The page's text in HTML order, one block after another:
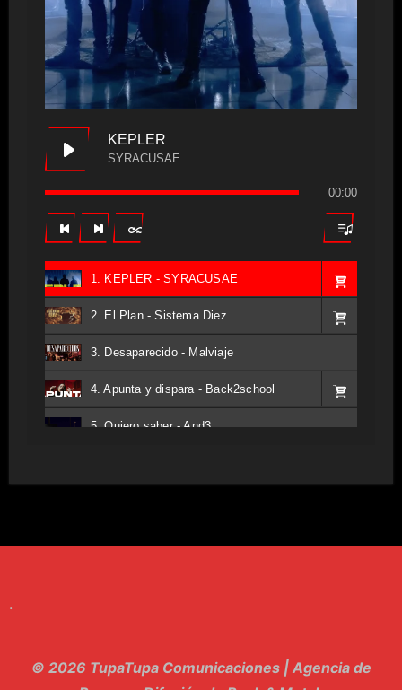
KEPLER
SYRACUSAE
00:00
1. KEPLER - SYRACUSAE
2. El Plan - Sistema Diez
3. Desaparecido - Malviaje
4. Apunta y dispara - Back2school
5. Quiero saber - And3
.
© 2026 TupaTupa Comunicaciones | Agencia de